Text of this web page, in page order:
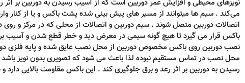
نویزهای محیطی و افزایش عمر دوربین است که از آسیب رسیدن به دوربین بر اثر
می‌کند .‌ سیم ها میتوانند از مسیر های پیش بینی شده پشت باکس و یا از کنار
اتصالات دوربین متصل شوند . سیم دوربین و اتصالات از محلی که در مرکز و
باکس قرار می گیرد تا هیچ گونه سیمی در معرض دید و خطر قطع شدن و آسیب بر
نصب دوربین روی باکس مخصوص دوربین از محل نصب عایق شده و پایه فلزی
محل نصب در تماس مستقیم نبوده لذا باعث می شود که تصویری بدون نویز باشد
رسیدن به دوربین بر اثر رعد و برق جلوگیری کند . این باکس مقاومت بالایی